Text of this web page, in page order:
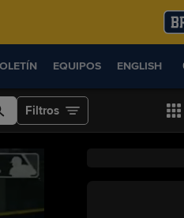
EQUIPOS ENGLISH
Filtros